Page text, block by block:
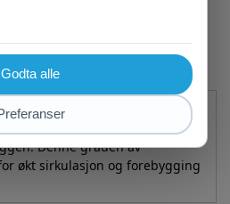
over ankelområdet, som
Denne graden av
økt sirkulasjon og forebygging